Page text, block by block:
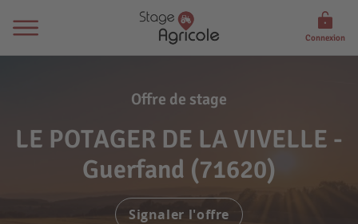
Connexion
Offre de stage
LE POTAGER DE LA VIVELLE -
Guerfand (71620)
Signaler l'offre